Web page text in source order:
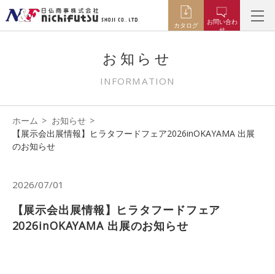
カタログ
お問い合わ
せ
お知らせ
INFORMATION
ホーム
お知らせ
【展示会出展情報】ヒラタフードフェア2026inOKAYAMA 出展
のお知らせ
2026/07/01
【展示会出展情報】ヒラタフードフェア
2026inOKAYAMA 出展のお知らせ